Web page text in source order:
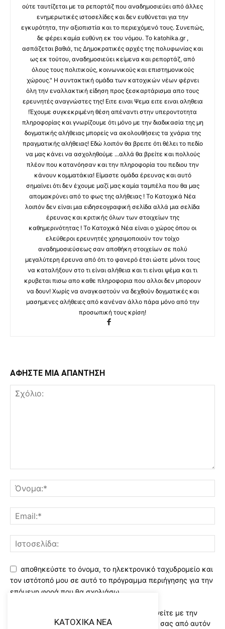
ούτε ταυτίζεται με τα ρεπορτάζ που αναδημοσιεύει από άλλες
ενημερωτικές ιστοσελίδες και δεν ευθύνεται για την
εγκυρότητα, την αξιοπιστία και το περιεχόμενό τους. Συνεπώς,
δε φέρει καμία ευθύνη εκ του νόμου. Το katohika.gr ,
ασπάζεται βαθιά, τις Δημοκρατικές αρχές της πολυφωνίας και
ως εκ τούτου, αναδημοσιεύει κείμενα και ρεπορτάζ, από
όλους τους πολιτικούς, κοινωνικούς και επιστημονικούς
χώρους." Η συντακτική ομάδα των κατοχικών νέων φέρνει
όλη την εναλλακτική είδηση προς ξεσκαρτάρισμα απο τους
ερευνητές αναγνώστες της! Ειτε ειναι Ψεμα ειτε ειναι αληθεια
!Έχουμε συγκεκριμένη θέση απέναντι στην υπεροντοτητα
πληροφορίας και γνωρίζουμε ότι μόνο με την διαδικασία της μη
δογματικής αλήθειας μπορείς να ακολουθήσεις τα χνάρια της
πραγματικής αλήθειας! Εδώ λοιπόν θα βρειτε ότι θέλει το πεδίο
να μας κάνει να ασχοληθούμε ...αλλά θα βρείτε και πολλούς
πλέον που κατανόησαν και την πληροφορία του πεδιου την
κάνουν κομματάκια! Είμαστε ομάδα έρευνας και αυτό
σημαίνει ότι δεν έχουμε μαζί μας καμία ταμπέλα που θα μας
απομακρύνει από το φως της αλήθειας ! Το Κατοχικά Νέα
λοιπόν δεν είναι μια ειδησεογραφική σελίδα αλλά μια σελίδα
έρευνας και κριτικής όλων των στοιχείων της
καθημερινότητας ! Το Κατοχικά Νέα είναι ο χώρος όπου οι
ελεύθεροι ερευνητές χρησιμοποιούν τον τοίχο
αναδημοσιεύσεως σαν αποθήκη στοιχείων σε πολύ
μεγαλύτερη έρευνα από ότι το φανερό έτσι ώστε μόνοι τους
να καταλήξουν στο τι είναι αλήθεια και τι είναι ψέμα και τι
κρυβεται πισω απο καθε πληροφορια που αλλοι δεν μπορουν
να δουν! Χωρίς να αναγκαστούν να δεχθούν δογματικές και
μασημενες αλήθειες από κανέναν άλλο πάρα μόνο από την
προσωπική τους κρίση!
ΑΦΗΣΤΕ ΜΙΑ ΑΠΑΝΤΗΣΗ
αποθηκεύστε το όνομα, το ηλεκτρονικό ταχυδρομείο και
τον ιστότοπό μου σε αυτό το πρόγραμμα περιήγησης για την
επόμενη φορά που θα σχολιάσω.
Χρησιμοποιώντας αυτό το έντυπο συμφωνείτε με την
αποθήκευση και χειρισμό των δεδομένων σας από αυτόν
KATOXIKA NEA